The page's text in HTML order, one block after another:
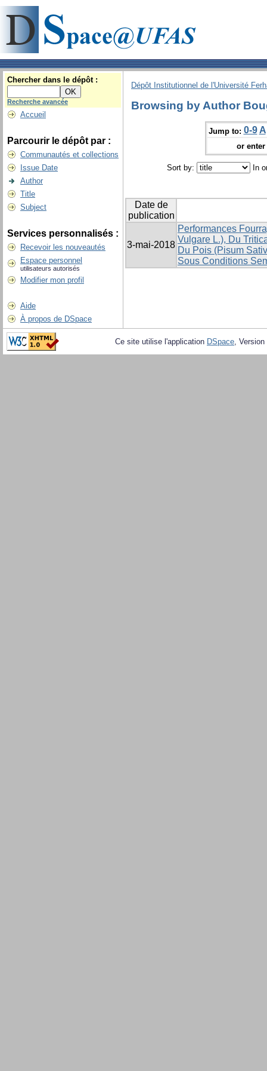
Chercher dans le dépôt :
Recherche avancée
Accueil
Parcourir le dépôt par :
Communautés et collections
Issue Date
Author
Title
Subject
Services personnalisés :
Recevoir les nouveautés
Espace personnel
utilisateurs autorisés
Modifier mon profil
Aide
À propos de DSpace
Dépôt Institutionnel de l'Université
Browsing by Author
Jump to: 0-9 A
or
Sort by: In
Date de
publication
3-mai-2018
Performances
Vulgare L.), Du
Du Pois (Pisum
Sous Conditions
Ce site utilise l'application DSpace,